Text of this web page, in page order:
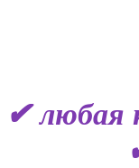
✔ любая